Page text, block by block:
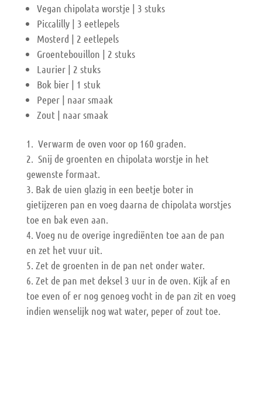
Vegan chipolata worstje | 3 stuks
Piccalilly | 3 eetlepels
Mosterd | 2 eetlepels
Groentebouillon | 2 stuks
Laurier | 2 stuks
Bok bier | 1 stuk
Peper | naar smaak
Zout | naar smaak
Verwarm de oven voor op 160 graden.
Snij de groenten en chipolata worstje in het
gewenste formaat.
Bak de uien glazig in een beetje boter in
gietijzeren pan en voeg daarna de chipolata worstjes
toe en bak even aan.
Voeg nu de overige ingrediënten toe aan de pan
en zet het vuur uit.
Zet de groenten in de pan net onder water.
Zet de pan met deksel 3 uur in de oven. Kijk af en
toe even of er nog genoeg vocht in de pan zit en voeg
indien wenselijk nog wat water, peper of zout toe.